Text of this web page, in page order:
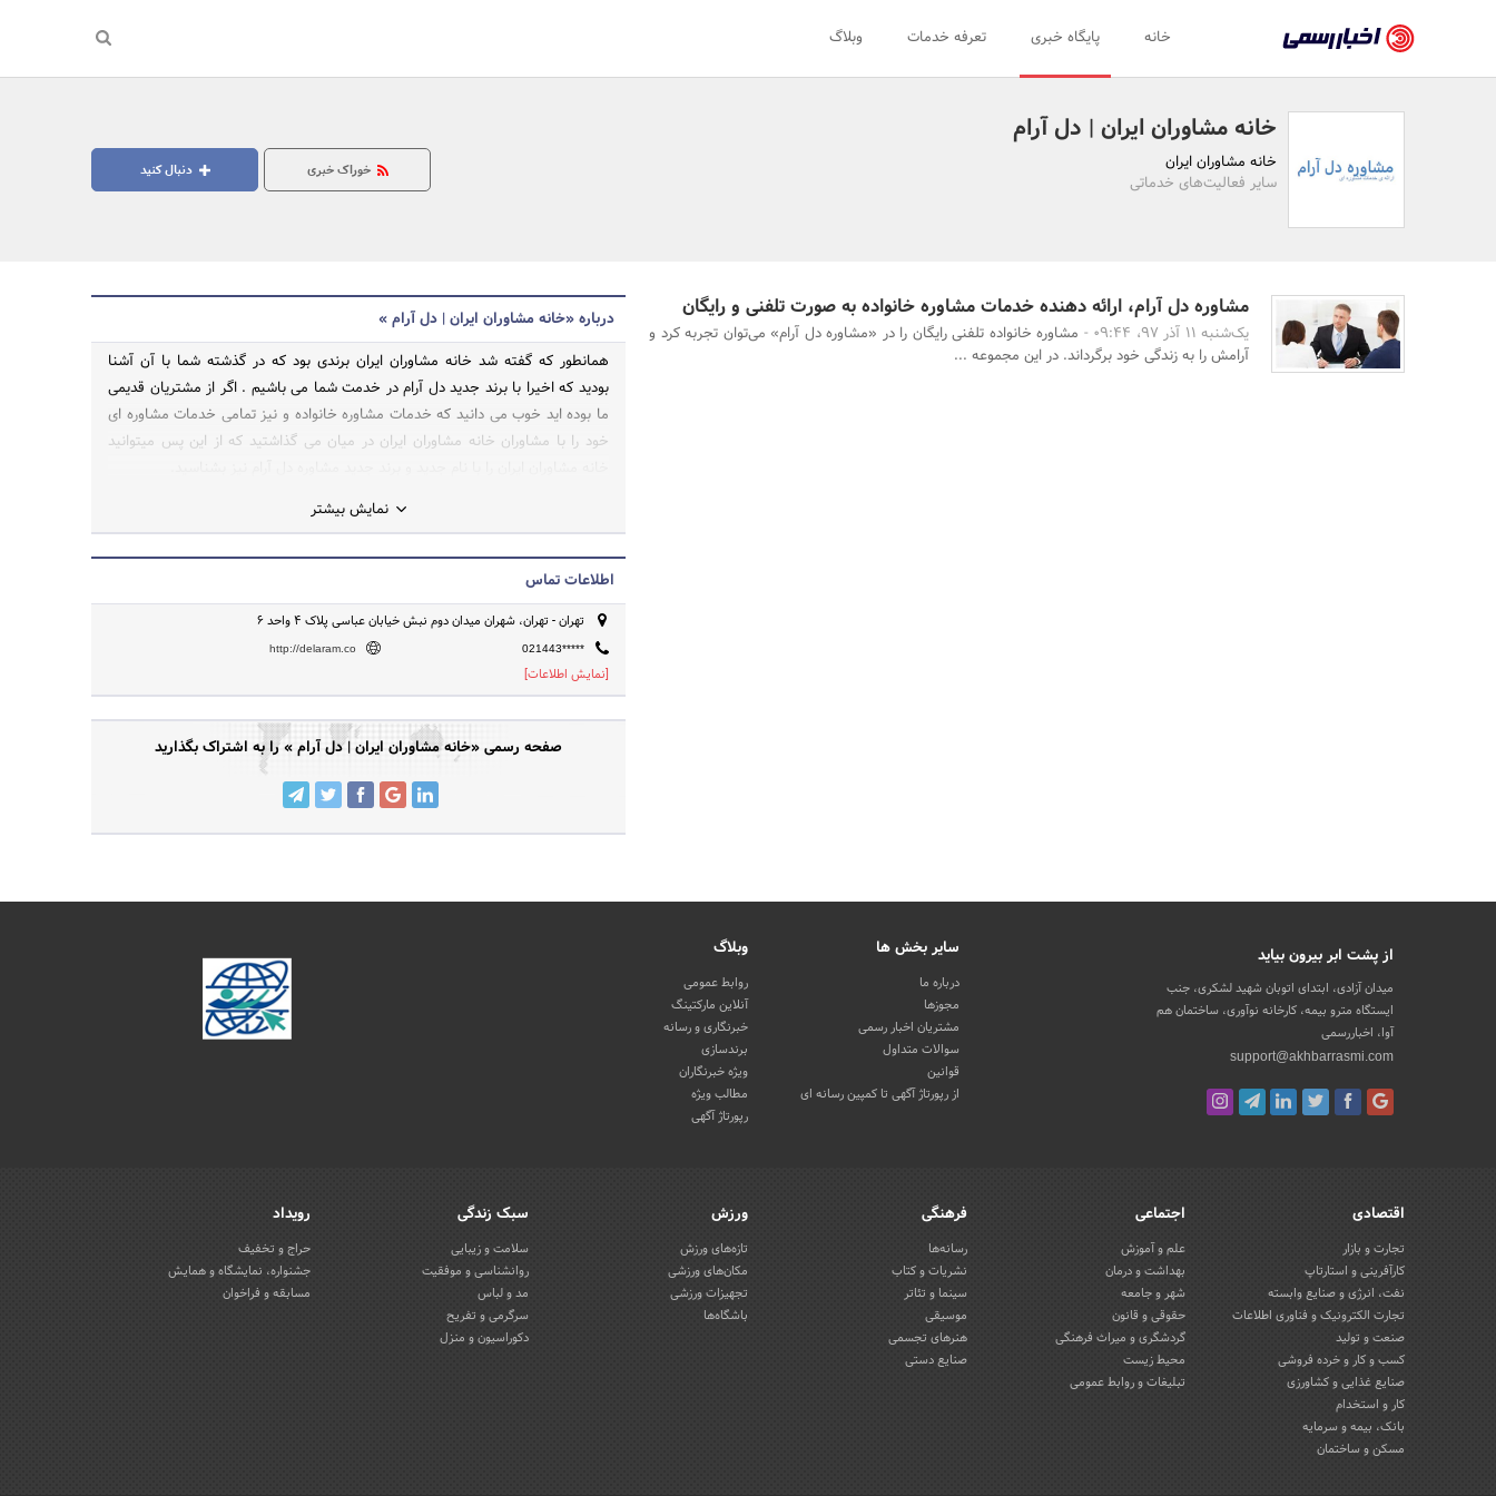
رسمی
اخبار
تایید
سازمان‌ها
و
روابط
خانه پایگاه خبری تعرفه خدمات وبلاگ
جستجو
خانه مشاوران ایران | دل آرام
خانه مشاوران ایران
سایر فعالیت‌های خدماتی
دنبال کنید خوراک خبری
مشاوره دل آرام، ارائه دهنده خدمات مشاوره خانواده به صورت تلفنی و رایگان
یک‌شنبه 11 آذر 97، 09:44 -
مشاوره خانواده تلفنی رایگان را در «مشاوره دل آرام» می‌توان تجربه کرد و
آرامش را به زندگی خود برگرداند. در این مجموعه ...
درباره «خانه مشاوران ایران | دل آرام »
همانطور که گفته شد خانه مشاوران ایران برندی بود که در گذشته شما با آن آشنا
بودید که اخیرا با برند جدید دل آرام در خدمت شما می باشیم . اگر از مشتریان قدیمی
ما بوده اید خوب می دانید که خدمات مشاوره خانواده و نیز تمامی خدمات مشاوره ای
خود را با مشاوران خانه مشاوران ایران در میان می گذاشتید که از این پس میتوانید
نمایش بیشتر
اطلاعات تماس
تهران - تهران، شهران میدان دوم نبش خیابان عباسی پلاک ۴ واحد ۶
021443*****
http://delaram.co
[نمایش اطلاعات]
صفحه رسمی «خانه مشاوران ایران | دل آرام » را به اشتراک بگذارید
از پشت ابر بیرون بیاید
میدان آزادی، ابتدای اتوبان شهید لشکری، جنب
ایستگاه مترو بیمه، کارخانه نوآوری، ساختمان هم
آوا، اخباررسمی
support@akhbarrasmi.com
سایر بخش ها
درباره ما
مجوزها
مشتریان اخبار رسمی
سوالات متداول
قوانین
از رپورتاژ آگهی تا کمپین رسانه ای
وبلاگ
روابط عمومی
آنلاین مارکتینگ
خبرنگاری و رسانه
برندسازی
ویژه خبرنگاران
مطالب ویژه
رپورتاژ آگهی
اقتصادی
تجارت و بازار
کارآفرینی و استارتاپ
نفت، انرژی و صنایع وابسته
تجارت الکترونیک و فناوری اطلاعات
صنعت و تولید
کسب و کار و خرده فروشی
صنایع غذایی و کشاورزی
کار و استخدام
بانک، بیمه و سرمایه
مسکن و ساختمان
اجتماعی
علم و آموزش
بهداشت و درمان
شهر و جامعه
حقوقی و قانون
گردشگری و میراث فرهنگی
محیط زیست
تبلیغات و روابط عمومی
فرهنگی
رسانه‌ها
نشریات و کتاب
سینما و تئاتر
موسیقی
هنرهای تجسمی
صنایع دستی
ورزش
تازه‌های ورزش
مکان‌های ورزشی
تجهیزات ورزشی
باشگاه‌ها
سبک زندگی
سلامت و زیبایی
روانشناسی و موفقیت
مد و لباس
سرگرمی و تفریح
دکوراسیون و منزل
رویداد
حراج و تخفیف
جشنواره، نمایشگاه و همایش
مسابقه و فراخوان